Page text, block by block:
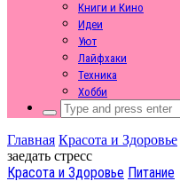
Книги и Кино
Идеи
Уют
Лайфхаки
Техника
Хобби
Search
for:
Главная Красота и Здоровье
заедать стресс
Красота и Здоровье Питание